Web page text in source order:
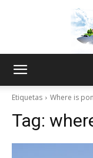
Etiquetas Where is
Tag: